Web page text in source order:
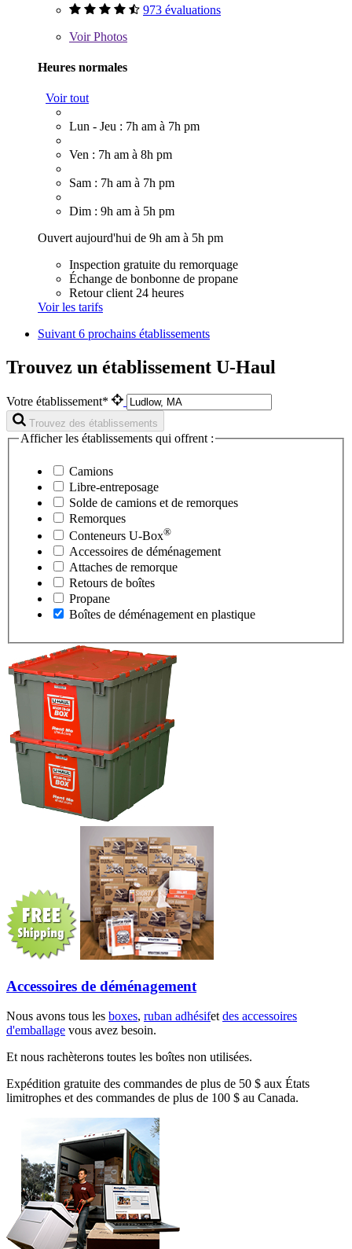
973 évaluations
VoirPhotos
Heures normales
Voir tout
Lun - Jeu : 7h am à 7h pm
Ven : 7h am à 8h pm
Sam : 7h am à 7h pm
Dim : 9h am à 5h pm
Ouvert aujourd'hui de 9h am à 5h pm
Inspection gratuite du remorquage
Échange de bonbonne de propane
Retour client 24 heures
Voir les tarifs
Suivant6 prochains établissements
Trouvez un établissement U-Haul
Votre établissement*
Trouvez des établissements
Afficher les établissements qui offrent :
Camions
Libre-entreposage
Solde de camions et de remorques
Remorques
Conteneurs U-Box®
Accessoires de déménagement
Attaches de remorque
Retours de boîtes
Propane
Boîtes de déménagement en plastique
Accessoires de déménagement
Nous avons tous les boxes, ruban adhésifet des accessoires
d'emballage vous avez besoin.
Et nous rachèterons toutes les boîtes non utilisées.
Expédition gratuite des commandes de plus de 50 $ aux États
limitrophes et des commandes de plus de 100 $ au Canada.